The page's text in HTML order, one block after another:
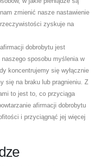
zmienić nasze nastawienie
zyskuje na
dobrobytu jest
sposobu myślenia w
koncentrujemy się wyłącznie
się na braku lub pragnieniu. Z
to jest to, co przyciąga
afirmacji dobrobytu
i przyciągnąć jej więcej